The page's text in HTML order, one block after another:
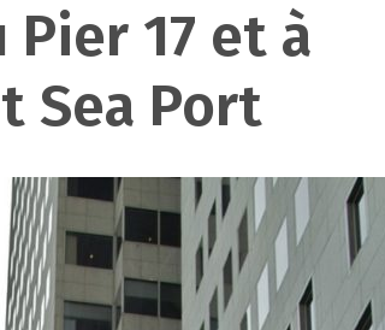
Pier 17 et à
Sea Port